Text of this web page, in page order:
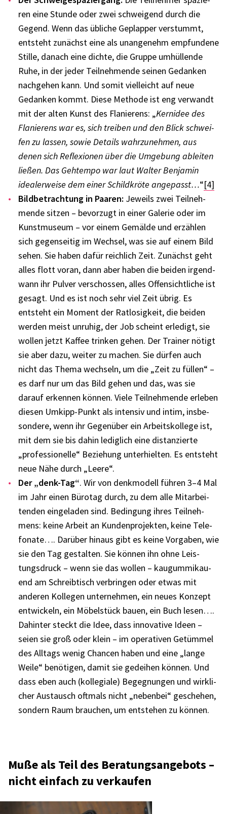
ren eine Stunde oder zwei schwei­gend durch die
Gegend. Wenn das übli­che Geplap­per verstummt,
entsteht zunächst eine als unan­ge­nehm empfun­dene
Stille, danach eine dichte, die Gruppe umhül­lende
Ruhe, in der jeder Teil­neh­mende seinen Gedan­ken
nach­ge­hen kann. Und somit viel­leicht auf neue
Gedan­ken kommt. Diese Methode ist eng verwandt
mit der alten Kunst des Flanie­rens: „Kern­idee des
Flanie­rens war es, sich trei­ben und den Blick schwei­
fen zu lassen, sowie Details wahr­zu­neh­men, aus
denen sich Refle­xio­nen über die Umge­bung ablei­ten
ließen. Das Gehtempo war laut Walter Benja­min
idea­ler­weise dem einer Schild­kröte ange­passt…“[4]
Bild­be­trach­tung in Paaren: Jeweils zwei Teil­neh­
mende sitzen – bevor­zugt in einer Gale­rie oder im
Kunst­mu­seum – vor einem Gemälde und erzäh­len
sich gegen­sei­tig im Wech­sel, was sie auf einem Bild
sehen. Sie haben dafür reich­lich Zeit. Zunächst geht
alles flott voran, dann aber haben die beiden irgend­
wann ihr Pulver verschos­sen, alles Offen­sicht­li­che ist
gesagt. Und es ist noch sehr viel Zeit übrig. Es
entsteht ein Moment der Ratlo­sig­keit, die beiden
werden meist unru­hig, der Job scheint erle­digt, sie
wollen jetzt Kaffee trin­ken gehen. Der Trai­ner nötigt
sie aber dazu, weiter zu machen. Sie dürfen auch
nicht das Thema wech­seln, um die „Zeit zu füllen“ –
es darf nur um das Bild gehen und das, was sie
darauf erken­nen können. Viele Teil­neh­mende erle­ben
diesen Umkipp-Punkt als inten­siv und intim, insbe­
son­dere, wenn ihr Gegen­über ein Arbeits­kol­lege ist,
mit dem sie bis dahin ledig­lich eine distan­zierte
„profes­sio­nelle“ Bezie­hung unter­hiel­ten. Es entsteht
neue Nähe durch „Leere“.
Der „denk-Tag“. Wir von denk­mo­dell führen 3–4 Mal
im Jahr einen Büro­tag durch, zu dem alle Mitar­bei­
ten­den einge­la­den sind. Bedin­gung ihres Teil­neh­
mens: keine Arbeit an Kunden­pro­jek­ten, keine Tele­
fo­nate…. Darüber hinaus gibt es keine Vorga­ben, wie
sie den Tag gestal­ten. Sie können ihn ohne Leis­
tungs­druck – wenn sie das wollen – kaugum­mi­kau­
end am Schreib­tisch verbrin­gen oder etwas mit
ande­ren Kolle­gen unter­neh­men, ein neues Konzept
entwi­ckeln, ein Möbel­stück bauen, ein Buch lesen….
Dahin­ter steckt die Idee, dass inno­va­tive Ideen –
seien sie groß oder klein – im opera­ti­ven Getüm­mel
des Alltags wenig Chan­cen haben und eine „lange
Weile“ benö­ti­gen, damit sie gedei­hen können. Und
dass eben auch (kolle­giale) Begeg­nun­gen und wirk­li­
cher Austausch oftmals nicht „neben­bei“ gesche­hen,
sondern Raum brau­chen, um entste­hen zu können.
Muße als Teil des Bera­tungs­an­ge­bots –
nicht einfach zu verkau­fen